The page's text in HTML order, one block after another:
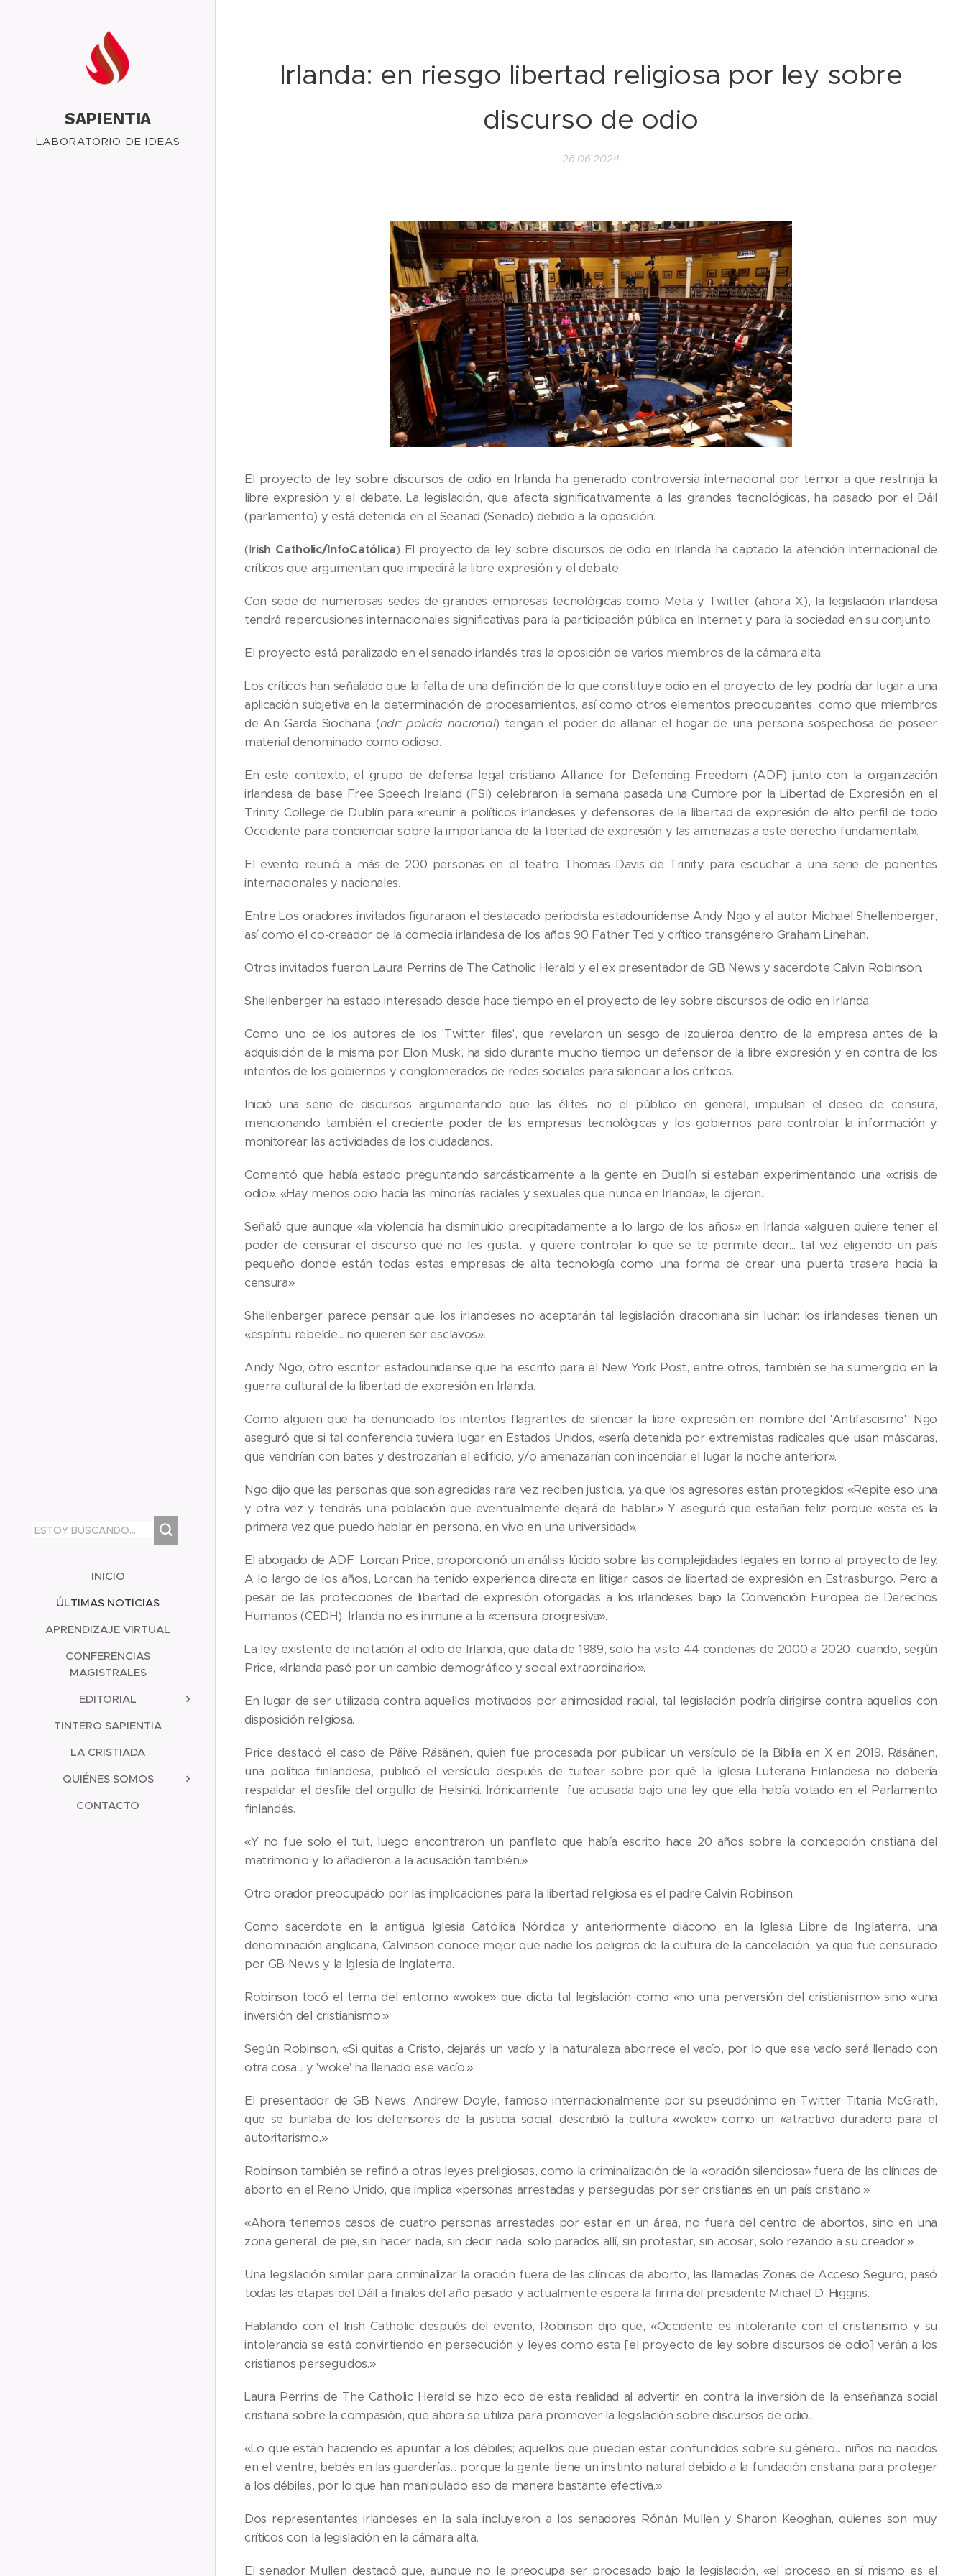
SAPIENTIA
LABORATORIO DE IDEAS
INICIO
ÚLTIMAS NOTICIAS
APRENDIZAJE VIRTUAL
CONFERENCIAS
MAGISTRALES
EDITORIAL
TINTERO SAPIENTIA
LA CRISTIADA
QUIÉNES SOMOS
CONTACTO
Irlanda: en riesgo libertad religiosa por ley sobre
discurso de odio
26.06.2024
El proyecto de ley sobre discursos de odio en Irlanda ha generado controversia internacional por temor a que restrinja la
libre expresión y el debate. La legislación, que afecta significativamente a las grandes tecnológicas, ha pasado por el Dáil
(parlamento) y está detenida en el Seanad (Senado) debido a la oposición.
(Irish Catholic/InfoCatólica) El proyecto de ley sobre discursos de odio en Irlanda ha captado la atención internacional de
críticos que argumentan que impedirá la libre expresión y el debate.
Con sede de numerosas sedes de grandes empresas tecnológicas como Meta y Twitter (ahora X), la legislación irlandesa
tendrá repercusiones internacionales significativas para la participación pública en Internet y para la sociedad en su conjunto.
El proyecto está paralizado en el senado irlandés tras la oposición de varios miembros de la cámara alta.
Los críticos han señalado que la falta de una definición de lo que constituye odio en el proyecto de ley podría dar lugar a una
aplicación subjetiva en la determinación de procesamientos, así como otros elementos preocupantes, como que miembros
de An Garda Siochana (ndr: policía nacional) tengan el poder de allanar el hogar de una persona sospechosa de poseer
material denominado como odioso.
En este contexto, el grupo de defensa legal cristiano Alliance for Defending Freedom (ADF) junto con la organización
irlandesa de base Free Speech Ireland (FSI) celebraron la semana pasada una Cumbre por la Libertad de Expresión en el
Trinity College de Dublín para «reunir a políticos irlandeses y defensores de la libertad de expresión de alto perfil de todo
Occidente para concienciar sobre la importancia de la libertad de expresión y las amenazas a este derecho fundamental».
El evento reunió a más de 200 personas en el teatro Thomas Davis de Trinity para escuchar a una serie de ponentes
internacionales y nacionales.
Entre Los oradores invitados figuraraon el destacado periodista estadounidense Andy Ngo y al autor Michael Shellenberger,
así como el co-creador de la comedia irlandesa de los años 90 Father Ted y crítico transgénero Graham Linehan.
Otros invitados fueron Laura Perrins de The Catholic Herald y el ex presentador de GB News y sacerdote Calvin Robinson.
Shellenberger ha estado interesado desde hace tiempo en el proyecto de ley sobre discursos de odio en Irlanda.
Como uno de los autores de los 'Twitter files', que revelaron un sesgo de izquierda dentro de la empresa antes de la
adquisición de la misma por Elon Musk, ha sido durante mucho tiempo un defensor de la libre expresión y en contra de los
intentos de los gobiernos y conglomerados de redes sociales para silenciar a los críticos.
Inició una serie de discursos argumentando que las élites, no el público en general, impulsan el deseo de censura,
mencionando también el creciente poder de las empresas tecnológicas y los gobiernos para controlar la información y
monitorear las actividades de los ciudadanos.
Comentó que había estado preguntando sarcásticamente a la gente en Dublín si estaban experimentando una «crisis de
odio». «Hay menos odio hacia las minorías raciales y sexuales que nunca en Irlanda», le dijeron.
Señaló que aunque «la violencia ha disminuido precipitadamente a lo largo de los años» en Irlanda «alguien quiere tener el
poder de censurar el discurso que no les gusta... y quiere controlar lo que se te permite decir... tal vez eligiendo un país
pequeño donde están todas estas empresas de alta tecnología como una forma de crear una puerta trasera hacia la
censura».
Shellenberger parece pensar que los irlandeses no aceptarán tal legislación draconiana sin luchar: los irlandeses tienen un
«espíritu rebelde... no quieren ser esclavos».
Andy Ngo, otro escritor estadounidense que ha escrito para el New York Post, entre otros, también se ha sumergido en la
guerra cultural de la libertad de expresión en Irlanda.
Como alguien que ha denunciado los intentos flagrantes de silenciar la libre expresión en nombre del 'Antifascismo', Ngo
aseguró que si tal conferencia tuviera lugar en Estados Unidos, «sería detenida por extremistas radicales que usan máscaras,
que vendrían con bates y destrozarían el edificio, y/o amenazarían con incendiar el lugar la noche anterior».
Ngo dijo que las personas que son agredidas rara vez reciben justicia, ya que los agresores están protegidos: «Repite eso una
y otra vez y tendrás una población que eventualmente dejará de hablar.» Y aseguró que estañan feliz porque «esta es la
primera vez que puedo hablar en persona, en vivo en una universidad».
El abogado de ADF, Lorcan Price, proporcionó un análisis lúcido sobre las complejidades legales en torno al proyecto de ley.
A lo largo de los años, Lorcan ha tenido experiencia directa en litigar casos de libertad de expresión en Estrasburgo. Pero a
pesar de las protecciones de libertad de expresión otorgadas a los irlandeses bajo la Convención Europea de Derechos
Humanos (CEDH), Irlanda no es inmune a la «censura progresiva».
La ley existente de incitación al odio de Irlanda, que data de 1989, solo ha visto 44 condenas de 2000 a 2020, cuando, según
Price, «Irlanda pasó por un cambio demográfico y social extraordinario».
En lugar de ser utilizada contra aquellos motivados por animosidad racial, tal legislación podría dirigirse contra aquellos con
disposición religiosa.
Price destacó el caso de Päive Räsänen, quien fue procesada por publicar un versículo de la Biblia en X en 2019. Räsänen,
una política finlandesa, publicó el versículo después de tuitear sobre por qué la Iglesia Luterana Finlandesa no debería
respaldar el desfile del orgullo de Helsinki. Irónicamente, fue acusada bajo una ley que ella había votado en el Parlamento
finlandés.
«Y no fue solo el tuit, luego encontraron un panfleto que había escrito hace 20 años sobre la concepción cristiana del
matrimonio y lo añadieron a la acusación también.»
Otro orador preocupado por las implicaciones para la libertad religiosa es el padre Calvin Robinson.
Como sacerdote en la antigua Iglesia Católica Nórdica y anteriormente diácono en la Iglesia Libre de Inglaterra, una
denominación anglicana, Calvinson conoce mejor que nadie los peligros de la cultura de la cancelación, ya que fue censurado
por GB News y la Iglesia de Inglaterra.
Robinson tocó el tema del entorno «woke» que dicta tal legislación como «no una perversión del cristianismo» sino «una
inversión del cristianismo.»
Según Robinson, «Si quitas a Cristo, dejarás un vacío y la naturaleza aborrece el vacío, por lo que ese vacío será llenado con
otra cosa... y 'woke' ha llenado ese vacío.»
El presentador de GB News, Andrew Doyle, famoso internacionalmente por su pseudónimo en Twitter Titania McGrath,
que se burlaba de los defensores de la justicia social, describió la cultura «woke» como un «atractivo duradero para el
autoritarismo.»
Robinson también se refirió a otras leyes preligiosas, como la criminalización de la «oración silenciosa» fuera de las clínicas de
aborto en el Reino Unido, que implica «personas arrestadas y perseguidas por ser cristianas en un país cristiano.»
«Ahora tenemos casos de cuatro personas arrestadas por estar en un área, no fuera del centro de abortos, sino en una
zona general, de pie, sin hacer nada, sin decir nada, solo parados allí, sin protestar, sin acosar, solo rezando a su creador.»
Una legislación similar para criminalizar la oración fuera de las clínicas de aborto, las llamadas Zonas de Acceso Seguro, pasó
todas las etapas del Dáil a finales del año pasado y actualmente espera la firma del presidente Michael D. Higgins.
Hablando con el Irish Catholic después del evento, Robinson dijo que, «Occidente es intolerante con el cristianismo y su
intolerancia se está convirtiendo en persecución y leyes como esta [el proyecto de ley sobre discursos de odio] verán a los
cristianos perseguidos.»
Laura Perrins de The Catholic Herald se hizo eco de esta realidad al advertir en contra la inversión de la enseñanza social
cristiana sobre la compasión, que ahora se utiliza para promover la legislación sobre discursos de odio.
«Lo que están haciendo es apuntar a los débiles; aquellos que pueden estar confundidos sobre su género... niños no nacidos
en el vientre, bebés en las guarderías... porque la gente tiene un instinto natural debido a la fundación cristiana para proteger
a los débiles, por lo que han manipulado eso de manera bastante efectiva.»
Dos representantes irlandeses en la sala incluyeron a los senadores Rónán Mullen y Sharon Keoghan, quienes son muy
críticos con la legislación en la cámara alta.
El senador Mullen destacó que, aunque no le preocupa ser procesado bajo la legislación, «el proceso en sí mismo es el